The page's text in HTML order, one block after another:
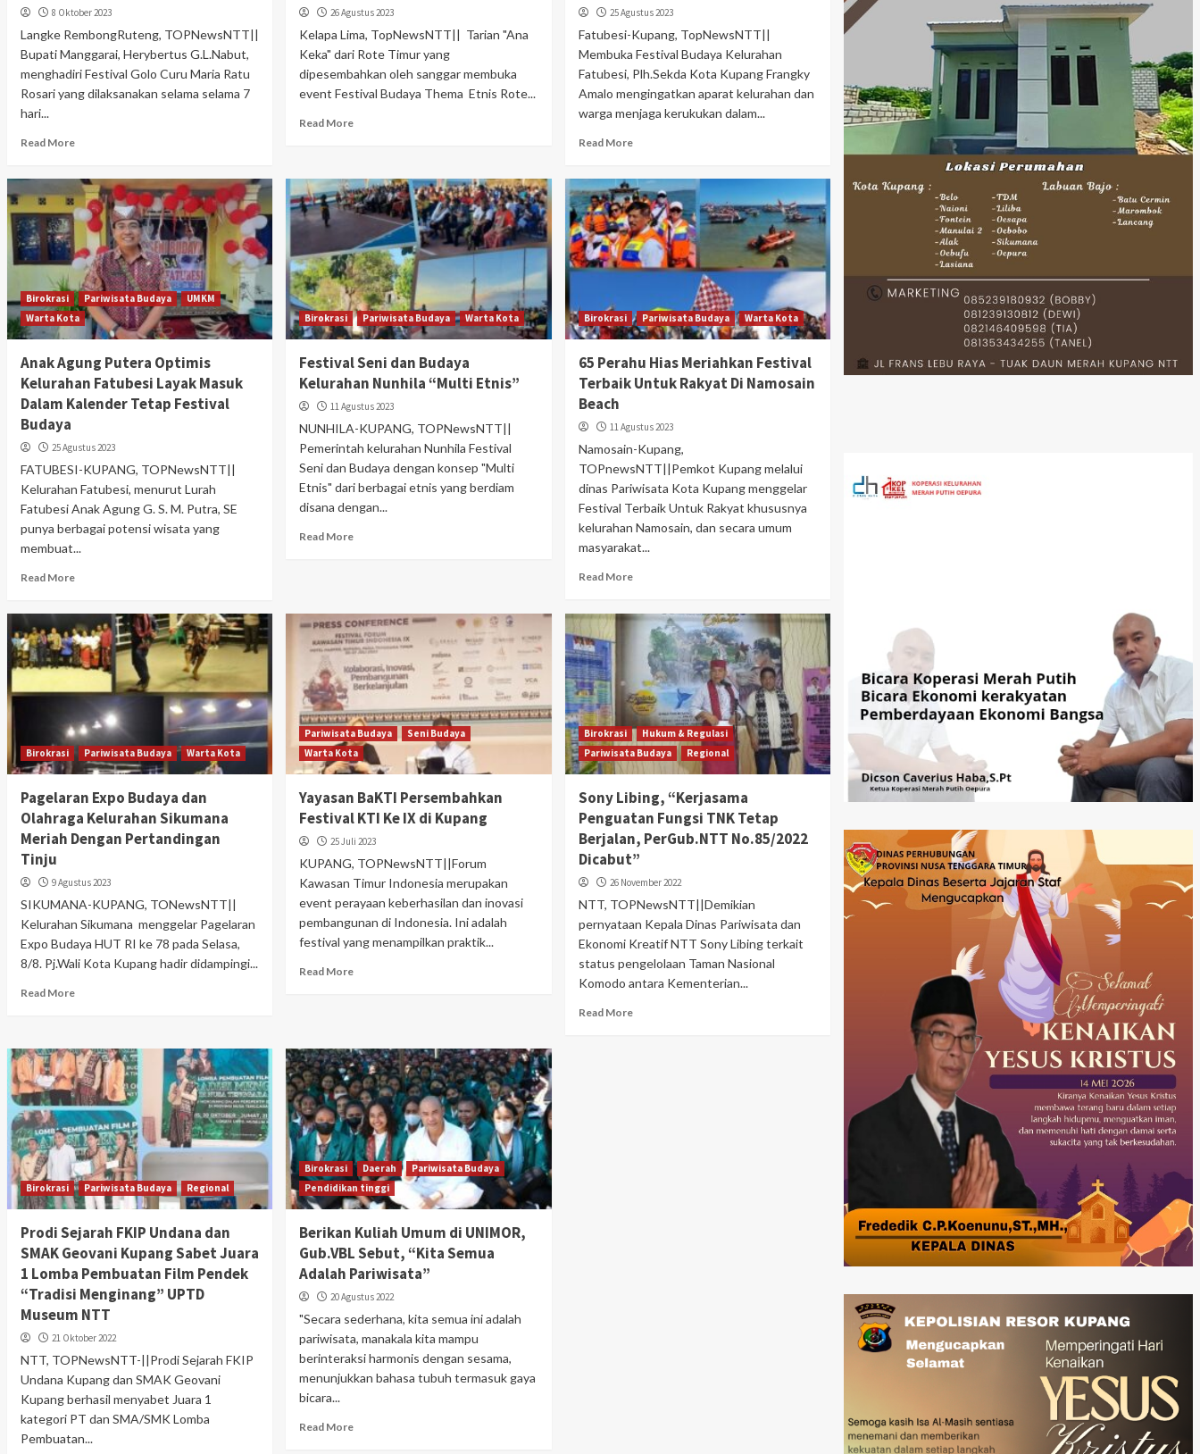
8 Oktober 2023
Langke RembongRuteng, TOPNewsNTT||
Bupati Manggarai, Herybertus G.L.Nabut,
menghadiri Festival Golo Curu Maria Ratu
Rosari yang dilaksanakan selama selama 7
hari...
Read More
26 Agustus 2023
Kelapa Lima, TopNewsNTT|| Tarian "Ana
Keka" dari Rote Timur yang
dipesembahkan oleh sanggar membuka
event Festival Budaya Thema Etnis Rote...
Read More
25 Agustus 2023
Fatubesi-Kupang, TopNewsNTT||
Membuka Festival Budaya Kelurahan
Fatubesi, Plh.Sekda Kota Kupang Frangky
Amalo mengingatkan aparat kelurahan dan
warga menjaga kerukukan dalam...
Read More
Birokrasi Pariwisata Budaya
UMKM
Warta Kota
Anak Agung Putera Optimis
Kelurahan Fatubesi Layak Masuk
Dalam Kalender Tetap Festival
Budaya
25 Agustus 2023
FATUBESI-KUPANG, TOPNewsNTT||
Kelurahan Fatubesi, menurut Lurah
Fatubesi Anak Agung G. S. M. Putra, SE
punya berbagai potensi wisata yang
membuat...
Read More
Birokrasi Pariwisata Budaya Warta Kota
Festival Seni dan Budaya
Kelurahan Nunhila “Multi Etnis”
11 Agustus 2023
NUNHILA-KUPANG, TOPNewsNTT||
Pemerintah kelurahan Nunhila Festival
Seni dan Budaya dengan konsep "Multi
Etnis" dari berbagai etnis yang berdiam
disana dengan...
Read More
Birokrasi Pariwisata Budaya Warta Kota
65 Perahu Hias Meriahkan Festival
Terbaik Untuk Rakyat Di Namosain
Beach
11 Agustus 2023
Namosain-Kupang,
TOPnewsNTT||Pemkot Kupang melalui
dinas Pariwisata Kota Kupang menggelar
Festival Terbaik Untuk Rakyat khususnya
kelurahan Namosain, dan secara umum
masyarakat...
Read More
Birokrasi Pariwisata Budaya Warta Kota
Pagelaran Expo Budaya dan
Olahraga Kelurahan Sikumana
Meriah Dengan Pertandingan
Tinju
9 Agustus 2023
SIKUMANA-KUPANG, TONewsNTT||
Kelurahan Sikumana menggelar Pagelaran
Expo Budaya HUT RI ke 78 pada Selasa,
8/8. Pj.Wali Kota Kupang hadir didampingi...
Read More
Pariwisata Budaya
Seni Budaya
Warta Kota
Yayasan BaKTI Persembahkan
Festival KTI Ke IX di Kupang
25 Juli 2023
KUPANG, TOPNewsNTT||Forum
Kawasan Timur Indonesia merupakan
event perayaan keberhasilan dan inovasi
pembangunan di Indonesia. Ini adalah
festival yang menampilkan praktik...
Read More
Birokrasi
Hukum & Regulasi
Pariwisata Budaya
Regional
Sony Libing, “Kerjasama
Penguatan Fungsi TNK Tetap
Berjalan, PerGub.NTT No.85/2022
Dicabut”
26 November 2022
NTT, TOPNewsNTT||Demikian
pernyataan Kepala Dinas Pariwisata dan
Ekonomi Kreatif NTT Sony Libing terkait
status pengelolaan Taman Nasional
Komodo antara Kementerian...
Read More
Birokrasi Pariwisata Budaya Regional
Prodi Sejarah FKIP Undana dan
SMAK Geovani Kupang Sabet Juara
1 Lomba Pembuatan Film Pendek
“Tradisi Menginang” UPTD
Museum NTT
21 Oktober 2022
NTT, TOPNewsNTT-||Prodi Sejarah FKIP
Undana Kupang dan SMAK Geovani
Kupang berhasil menyabet Juara 1
kategori PT dan SMA/SMK Lomba
Pembuatan...
Birokrasi Daerah
Pariwisata Budaya
Pendidikan tinggi
Berikan Kuliah Umum di UNIMOR,
Gub.VBL Sebut, “Kita Semua
Adalah Pariwisata”
20 Agustus 2022
"Secara sederhana, kita semua ini adalah
pariwisata, manakala kita mampu
berinteraksi harmonis dengan sesama,
menunjukkan bahasa tubuh termasuk gaya
bicara...
Read More